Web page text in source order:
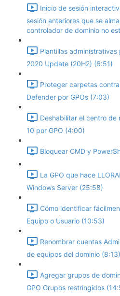
Inicio de sesión
sesión anteriores que se
controlador de dominio no
Plantillas
2020 Update (20H2) (6:51)
Proteger carpetas
Defender por GPOs (7:03)
Deshabilitar el centro de
10 por GPO (4:00)
Bloquear CMD y
La GPO que hace
Windows Server (25:58)
Cómo identificar
Equipo o Usuario (10:53)
Renombrar cuentas
de equipos del dominio (8:13)
Agregar grupos de
GPO Grupos restringidos